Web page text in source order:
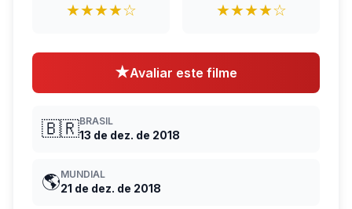
★★★★☆ ★★★★☆
★Avaliar este filme
🇧🇷BRASIL
13 de dez. de 2018
🌎MUNDIAL
21 de dez. de 2018